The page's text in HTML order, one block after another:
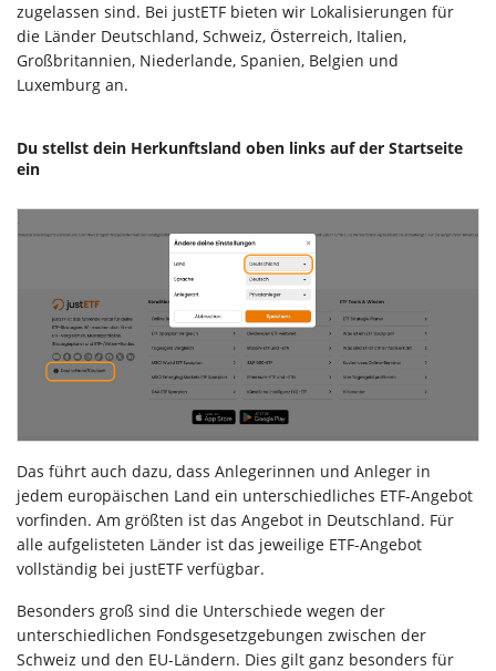
zugelassen sind. Bei justETF bieten wir Lokalisierungen für
die Länder Deutschland, Schweiz, Österreich, Italien,
Großbritannien, Niederlande, Spanien, Belgien und
Luxemburg an.
Du stellst dein Herkunftsland oben links auf der Startseite
ein
Das führt auch dazu, dass Anlegerinnen und Anleger in
jedem europäischen Land ein unterschiedliches ETF-Angebot
vorfinden. Am größten ist das Angebot in Deutschland. Für
alle aufgelisteten Länder ist das jeweilige ETF-Angebot
vollständig bei justETF verfügbar.
Besonders groß sind die Unterschiede wegen der
unterschiedlichen Fondsgesetzgebungen zwischen der
Schweiz und den EU-Ländern. Dies gilt ganz besonders für